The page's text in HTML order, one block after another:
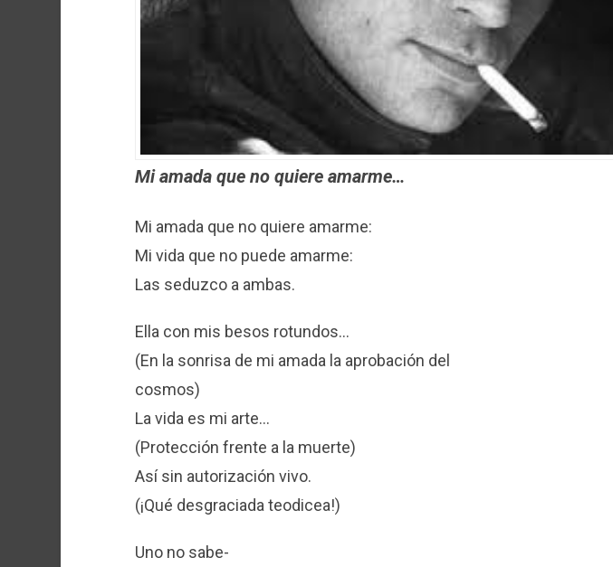
Mi amada que no quiere amarme…
Mi amada que no quiere amarme:
Mi vida que no puede amarme:
Las seduzco a ambas.
Ella con mis besos rotundos…
(En la sonrisa de mi amada la aprobación del
cosmos)
La vida es mi arte…
(Protección frente a la muerte)
Así sin autorización vivo.
(¡Qué desgraciada teodicea!)
Uno no sabe-